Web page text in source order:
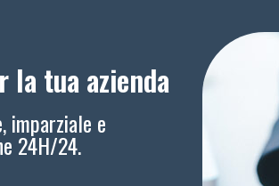
la tua azienda
imparziale e
24H/24.